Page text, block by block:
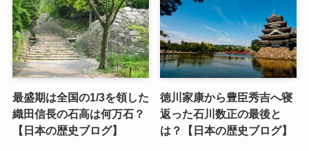
最盛期は全国の1/3を領した
織田信長の石高は何万石？
【日本の歴史ブログ】
徳川家康から豊臣秀吉へ寝
返った石川数正の最後と
は？【日本の歴史ブログ】